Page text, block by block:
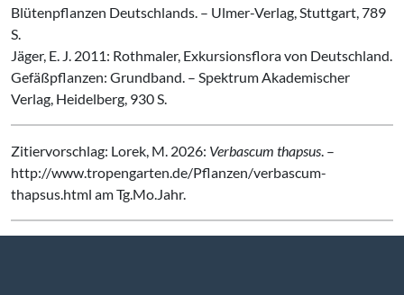
Blütenpflanzen Deutschlands. – Ulmer-Verlag, Stuttgart, 789
S.
Jäger, E. J. 2011: Rothmaler, Exkursionsflora von Deutschland.
Gefäßpflanzen: Grundband. – Spektrum Akademischer
Verlag, Heidelberg, 930 S.
Zitiervorschlag: Lorek, M. 2026: Verbascum thapsus . –
http://www.tropengarten.de/Pflanzen/verbascum-
thapsus.html am Tg.Mo.Jahr.